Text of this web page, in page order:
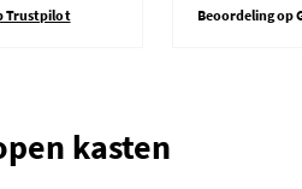
Trustpilot Beoordeling op
kasten